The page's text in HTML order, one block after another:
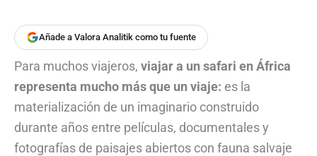
Añade a Valora Analitik como tu fuente
Para muchos viajeros, viajar a un safari en África
representa mucho más que un viaje: es la
materialización de un imaginario construido
durante años entre películas, documentales y
fotografías de paisajes abiertos con fauna salvaje